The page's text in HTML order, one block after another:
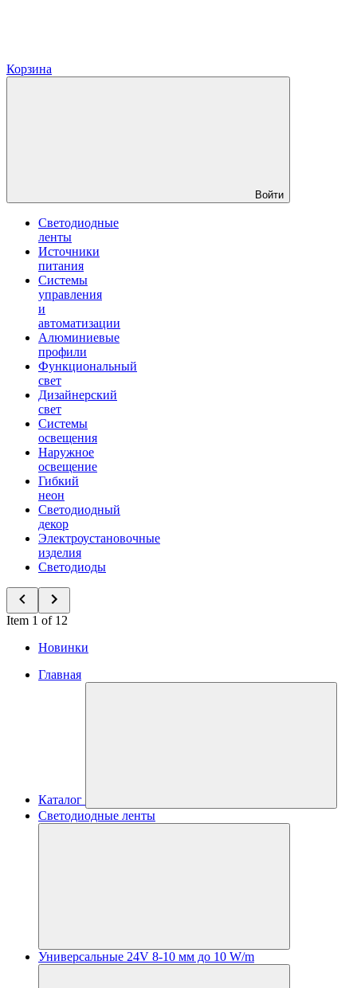
Корзина
Войти
Светодиодные
ленты
Источники
питания
Системы
управления
и
автоматизации
Алюминиевые
профили
Функциональный
свет
Дизайнерский
свет
Системы
освещения
Наружное
освещение
Гибкий
неон
Светодиодный
декор
Электроустановочные
изделия
Светодиоды
Item 1 of 12
Новинки
Главная
Каталог
Светодиодные ленты
Универсальные 24V 8-10 мм до 10 W/m